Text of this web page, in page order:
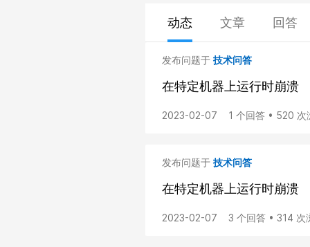
动态 文章 回答
发布问题于 技术问答
在特定机器上运行时崩溃
2023-02-07 1 个回答 • 520 次
发布问题于 技术问答
在特定机器上运行时崩溃
2023-02-07 3 个回答 • 314 次